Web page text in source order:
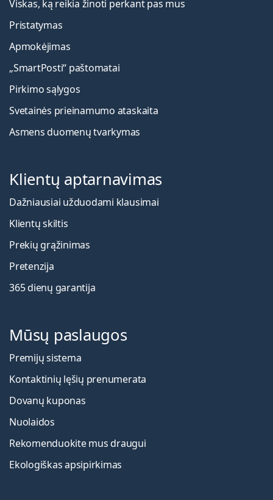
Viskas, ką reikia žinoti perkant pas mus
Pristatymas
Apmokėjimas
„SmartPosti“ paštomatai
Pirkimo sąlygos
Svetainės prieinamumo ataskaita
Asmens duomenų tvarkymas
Klientų aptarnavimas
Dažniausiai užduodami klausimai
Klientų skiltis
Prekių grąžinimas
Pretenzija
365 dienų garantija
Mūsų paslaugos
Premijų sistema
Kontaktinių lęšių prenumerata
Dovanų kuponas
Nuolaidos
Rekomenduokite mus draugui
Ekologiškas apsipirkimas